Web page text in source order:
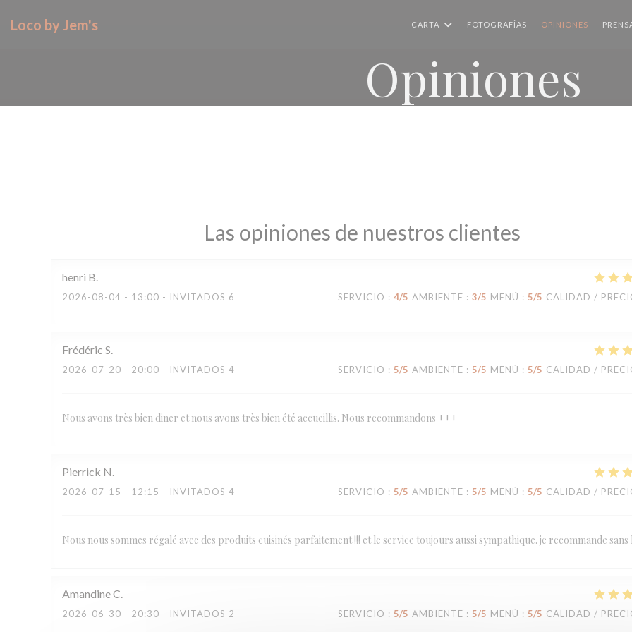
Loco by Jem's CARTA FOTOGRAFÍAS OPINIONES
Opiniones
Las opiniones de nuestros clientes
henri B
2026-08-04 - 13:00 - INVITADOS 6 SERVICIO : 4/5 AMBIENTE : 3/5 MENÚ : 5/5 CALIDAD /
Frédéric S
2026-07-20 - 20:00 - INVITADOS 4 SERVICIO : 5/5 AMBIENTE : 5/5 MENÚ : 5/5 CALIDAD /
Nous avons très bien diner et nous avons très bien été accueillis. Nous recommandons +++
Pierrick N
2026-07-15 - 12:15 - INVITADOS 4 SERVICIO : 5/5 AMBIENTE : 5/5 MENÚ : 5/5 CALIDAD /
Nous nous sommes régalé avec des produits cuisinés parfaitement !!! et le service toujours aussi sympathique. je recommande sans
AmandineC
2026-06-30 - 20:30 - INVITADOS 2 SERVICIO : 5/5 AMBIENTE : 5/5 MENÚ : 5/5 CALIDAD /